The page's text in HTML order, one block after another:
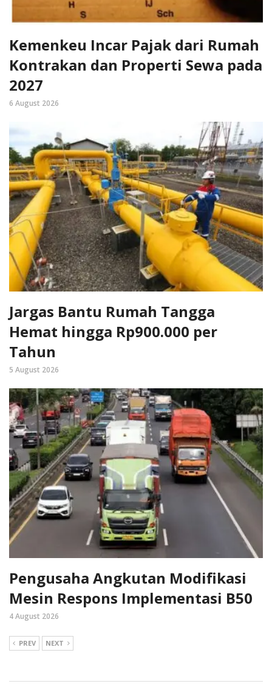
Kemenkeu Incar Pajak dari Rumah
Kontrakan dan Properti Sewa pada
2027
6 August 2026
Jargas Bantu Rumah Tangga
Hemat hingga Rp900.000 per
Tahun
5 August 2026
Pengusaha Angkutan Modifikasi
Mesin Respons Implementasi B50
4 August 2026
PREV NEXT